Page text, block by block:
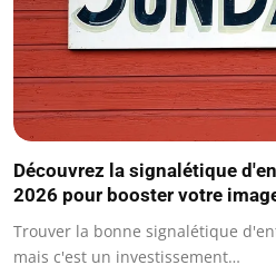
Découvrez la signalétique
2026 pour booster votre
Trouver la bonne signalétique
mais c'est un investissement…